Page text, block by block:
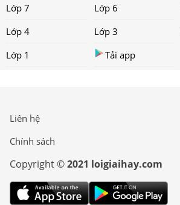
Lớp 7
Lớp 6
Lớp 4
Lớp 3
Lớp 1
Tải app
Liên hệ
Chính sách
Copyright ©2021 loigiaihay.com